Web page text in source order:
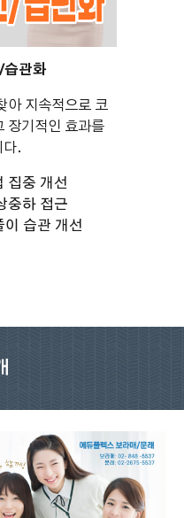
습관화
아 지속적으로 코
장기적인 효과를
다.
집중 개선
중하 접근
습관 개선